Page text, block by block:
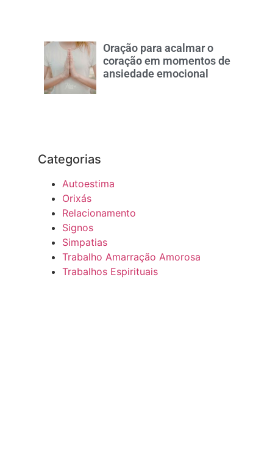
Oração para acalmar o
coração em momentos de
ansiedade emocional
Categorias
Autoestima
Orixás
Relacionamento
Signos
Simpatias
Trabalho Amarração Amorosa
Trabalhos Espirituais